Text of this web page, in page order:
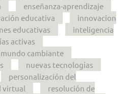
enseñanza-aprendizaje
educativa
innovacion
educativas
inteligencia
activas
mundo cambiante
nuevas tecnologías
personalización del
virtual
resolución de